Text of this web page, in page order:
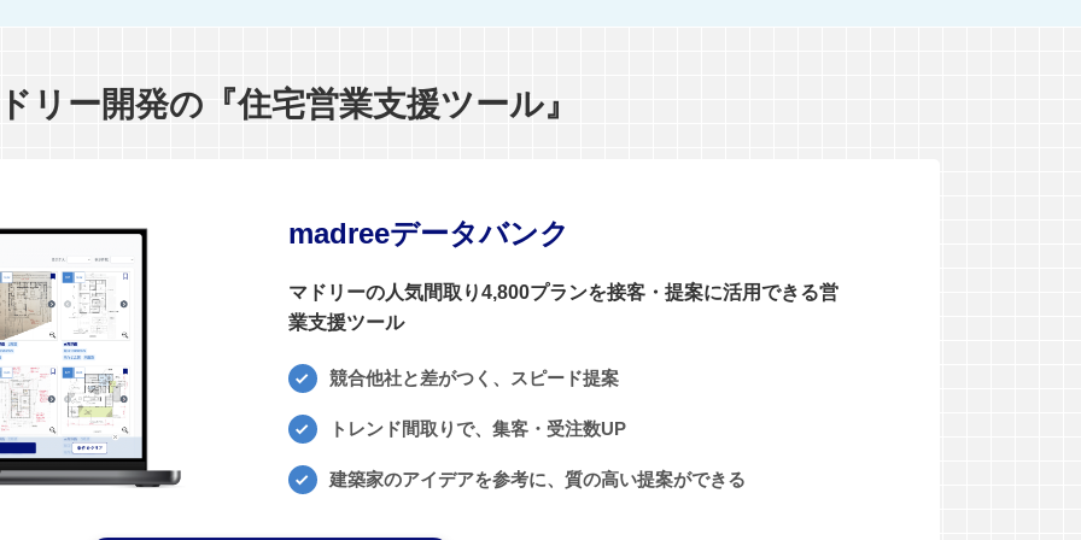
リー開発の『住宅営業支援ツール』
madreeデータバンク
マドリーの人気間取り4,800プランを接客・提案に活用できる営
業支援ツール
競合他社と差がつく、スピード提案
トレンド間取りで、集客・受注数UP
建築家のアイデアを参考に、質の高い提案ができる